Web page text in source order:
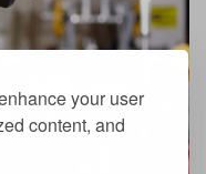
your user
content, and